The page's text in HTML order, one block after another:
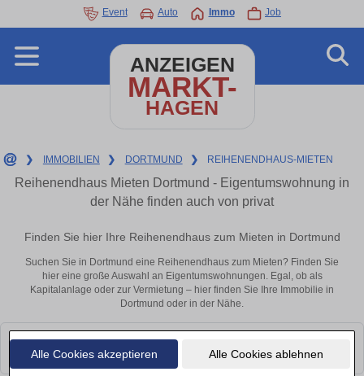
Alle Cookies akzeptieren Alle Cookies ablehnen
Event Auto Immo Job
ANZEIGEN
MARKT-
HAGEN
❯ IMMOBILIEN ❯ DORTMUND ❯ REIHENENDHAUS-MIETEN
Reihenendhaus Mieten Dortmund - Eigentumswohnung in
der Nähe finden auch von privat
Finden Sie hier Ihre Reihenendhaus zum Mieten in Dortmund
Suchen Sie in Dortmund eine Reihenendhaus zum Mieten? Finden Sie
hier eine große Auswahl an Eigentumswohnungen. Egal, ob als
Kapitalanlage oder zur Vermietung – hier finden Sie Ihre Immobilie in
Dortmund oder in der Nähe.
Leider konnten wir derzeit keine passenden Objekte finden. Schauen Sie
bald wieder vorbei!